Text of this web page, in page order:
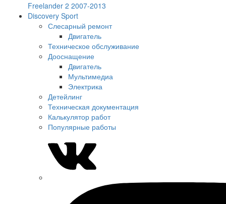
Freelander 2 2007-2013
Discovery Sport
Слесарный ремонт
Двигатель
Техническое обслуживание
Дооснащение
Двигатель
Мультимедиа
Электрика
Детейлинг
Техническая документация
Калькулятор работ
Популярные работы